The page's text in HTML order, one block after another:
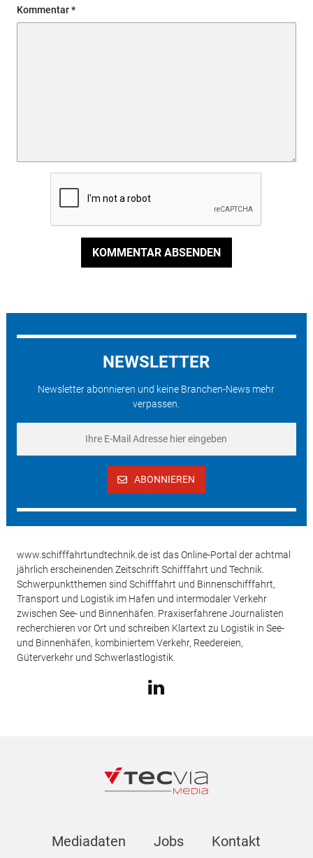
Kommentar
KOMMENTAR ABSENDEN
NEWSLETTER
Newsletter abonnieren und keine Branchen-News mehr
verpassen.
ABONNIEREN
www.schifffahrtundtechnik.de ist das Online-Portal der achtmal
jährlich erscheinenden Zeitschrift Schifffahrt und Technik.
Schwerpunktthemen sind Schifffahrt und Binnenschifffahrt,
Transport und Logistik im Hafen und intermodaler Verkehr
zwischen See- und Binnenhäfen. Praxiserfahrene Journalisten
recherchieren vor Ort und schreiben Klartext zu Logistik in See-
und Binnenhäfen, kombiniertem Verkehr, Reedereien,
Güterverkehr und Schwerlastlogistik.
Mediadaten Jobs Kontakt